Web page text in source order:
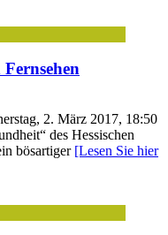
2. März 2017, 18:50
des Hessischen
bösartiger [Lesen Sie hier